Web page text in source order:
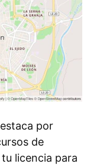
por
de
licencia para